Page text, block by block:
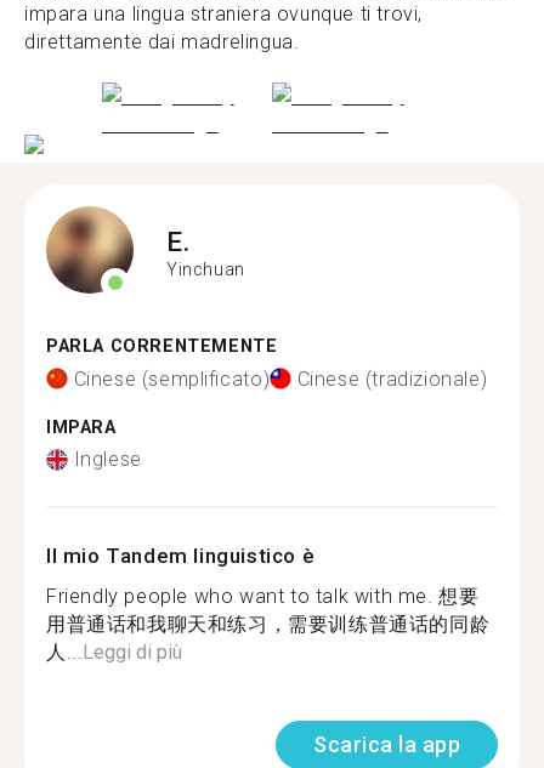
impara una lingua straniera ovunque ti trovi,
direttamente dai madrelingua.
E.
Yinchuan
PARLA CORRENTEMENTE
Cinese (semplificato) Cinese (tradizionale)
IMPARA
Inglese
Il mio Tandem linguistico è
Friendly people who want to talk with me. 想要
用普通话和我聊天和练习，需要训练普通话的同龄
人...Leggi di più
Scarica la app